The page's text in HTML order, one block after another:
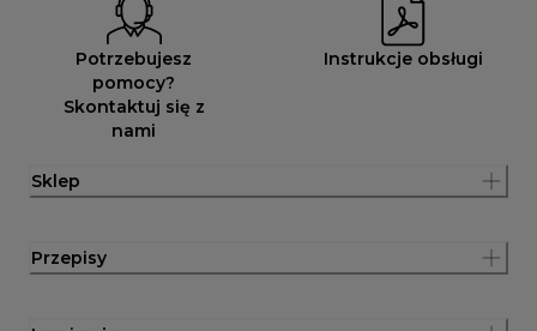
Potrzebujesz
pomocy?
Skontaktuj się z
nami
Instrukcje obsługi
Sklep
Przepisy